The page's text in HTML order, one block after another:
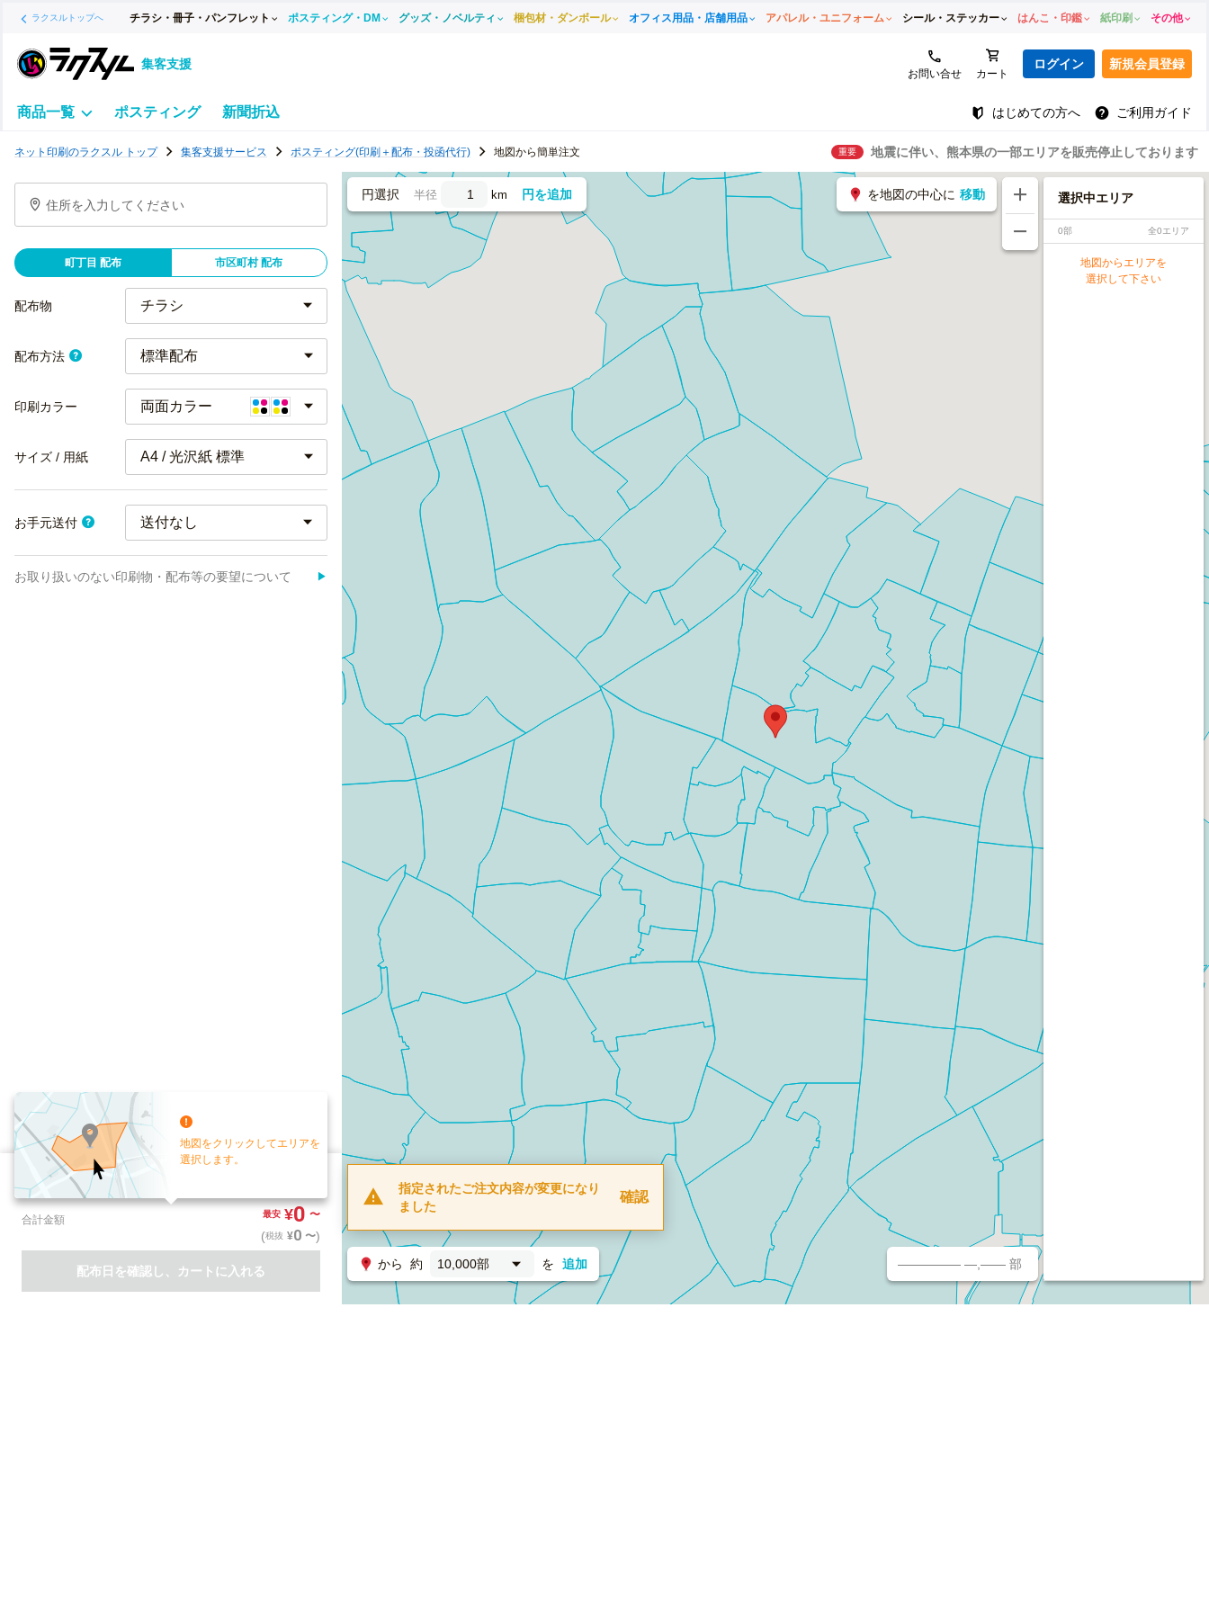
ラクスルトップへ チラシ・冊子・パンフレット ポスティング・DM グッズ・ノベルティ 梱包材・ダンボール オフィス用品・店舗用品 アパレル・ユニフォーム シール・ステッカー はんこ・印鑑 紙印刷 その他
集客支援
お問い合せ カート
ログイン 新規会員登録
商品一覧 ポスティング 新聞折込 はじめての方へ ご利用ガイド
テ
グ
ラ
ネット印刷のラクスル トップ 集客支援サービス ポスティング(印刷＋配布・投函代行) 地図から簡単注文 重要 地震に伴い、熊本県の一部エリアを販売停止しております
住所を入力してください
町丁目 配布 市区町村 配布
配布物
配布方法 標準配布
印刷カラー 両面カラー
サイズ / 用紙 A4 / 光沢紙 標準
お手元送付
お取り扱いのない印刷物・配布等の要望について ▶
地図をクリックしてエリアを
選択します。
配布部数
お手元送付
合計金額 最安 ¥0 〜
(税抜 ¥0 〜)
配布日を確認し、カートに入れる
円選択 半径 km 円を追加
指定されたご注文内容が変更になり
ました
確認
から 約 10,000部 を 追加
を地図の中心に 移動
————— —,—— 部
選択中エリア
0部 全0エリア
地図からエリアを
選択して下さい